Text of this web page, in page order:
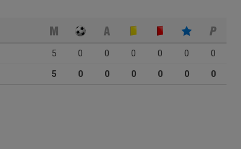
5 0 0 0 0 0
0
5 0 0 0 0 0 0